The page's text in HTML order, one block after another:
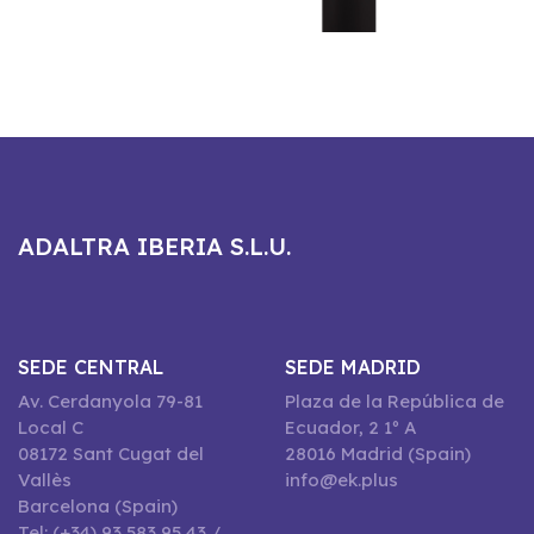
ADALTRA IBERIA S.L.U.
SEDE CENTRAL
Av. Cerdanyola 79-81
Local C
08172 Sant Cugat del
Vallès
Barcelona (Spain)
SEDE MADRID
Plaza de la República de
Ecuador, 2 1º A
28016 Madrid (Spain)
info@ek.plus